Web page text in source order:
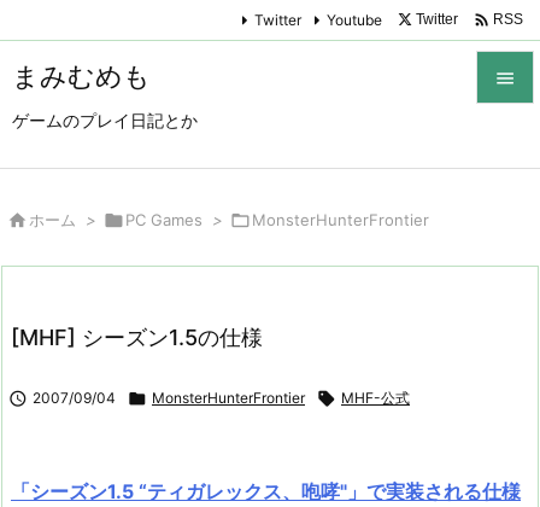
まみむめも
ゲームのプレイ日記とか

Twitter Youtube Twitter  RSS
 ホーム > PC Games > MonsterHunterFrontier
[MHF] シーズン1.5の仕様
 2007/09/04  MonsterHunterFrontier  MHF-公式
「シーズン1.5 “ティガレックス、咆哮"」で実装される仕様